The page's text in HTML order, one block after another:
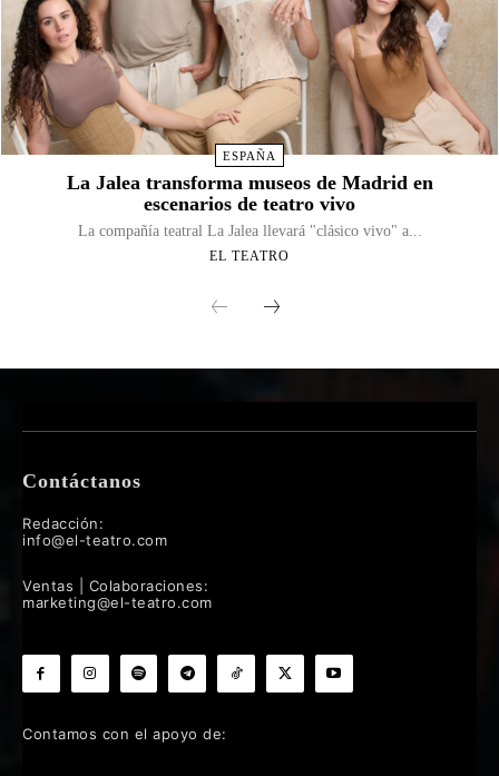
ESPAÑA
La Jalea transforma museos de Madrid en
escenarios de teatro vivo
La compañía teatral La Jalea llevará "clásico vivo" a...
EL TEATRO
Contáctanos
Redacción:
info@el-teatro.com
Ventas | Colaboraciones:
marketing@el-teatro.com
Contamos con el apoyo de: